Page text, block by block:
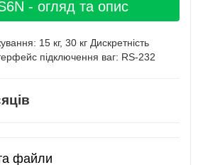
- огляд та опис
15 кг, 30 кг Дискретність
підключення ваг: RS-232
файли